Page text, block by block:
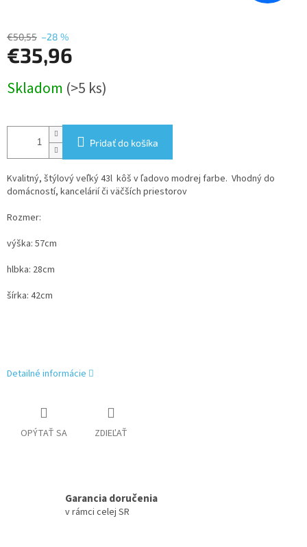
€50,55 –28 %
€35,96
cena:
Skladom (>5 ks)
Pridať do košíka
Kvalitný, štýlový veľký 43l kôš v ľadovo modrej farbe. Vhodný do
domácností, kancelárií či väčších priestorov
Rozmer:
výška: 57cm
hlbka: 28cm
šírka: 42cm
Detailné informácie
OPÝTAŤ SA ZDIEĽAŤ
Garancia doručenia
v rámci celej SR